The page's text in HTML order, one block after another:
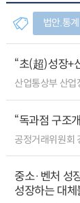
법안.통
“초(超)성장+
산업통상부 산
“독과점 구조
공정거래위원회
중소·벤처 성
성장하는 대